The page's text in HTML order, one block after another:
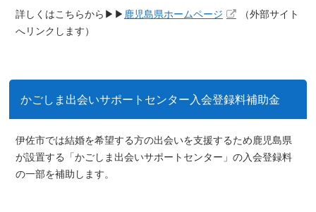
詳しくはこちらから▶▶ 鹿児島県ホームページ
（外部サイト
へリンクします）
かごしま出会いサポートセンター入会登録料補助金
伊佐市では結婚を希望する方の出会いを支援するため鹿児島県
が設置する「かごしま出会いサポートセンター」の入会登録料
の一部を補助します。